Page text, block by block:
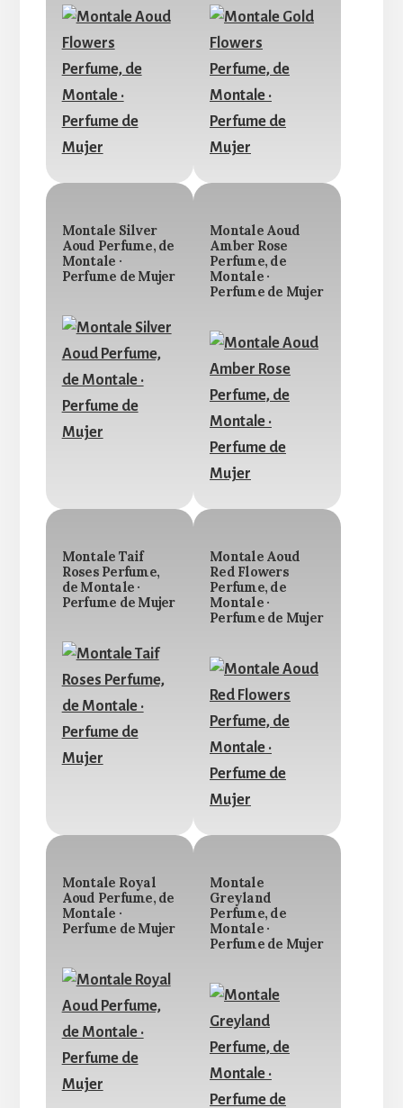
Montale Silver
Aoud Perfume, de
Montale ·
Perfume de Mujer
Montale Aoud
Amber Rose
Perfume, de
Montale ·
Perfume de Mujer
Montale Taif
Roses Perfume,
de Montale ·
Perfume de Mujer
Montale Aoud
Red Flowers
Perfume, de
Montale ·
Perfume de Mujer
Montale Royal
Aoud Perfume, de
Montale ·
Perfume de Mujer
Montale
Greyland
Perfume, de
Montale ·
Perfume de Mujer